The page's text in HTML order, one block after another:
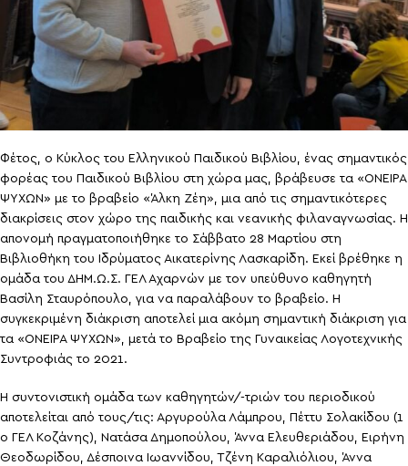
Φέτος, ο Κύκλος του Ελληνικού Παιδικού Βιβλίου, ένας σημαντικός
φορέας του Παιδικού Βιβλίου στη χώρα μας, βράβευσε τα «ΟΝΕΙΡΑ
ΨΥΧΩΝ» με το βραβείο «Άλκη Ζέη», μια από τις σημαντικότερες
διακρίσεις στον χώρο της παιδικής και νεανικής φιλαναγνωσίας. Η
απονομή πραγματοποιήθηκε το Σάββατο 28 Μαρτίου στη
Βιβλιοθήκη του Ιδρύματος Αικατερίνης Λασκαρίδη. Εκεί βρέθηκε η
ομάδα του ΔΗΜ.Ω.Σ. ΓΕΛ Αχαρνών με τον υπεύθυνο καθηγητή
Βασίλη Σταυρόπουλο, για να παραλάβουν το βραβείο. Η
συγκεκριμένη διάκριση αποτελεί μια ακόμη σημαντική διάκριση για
τα «ΟΝΕΙΡΑ ΨΥΧΩΝ», μετά το Βραβείο της Γυναικείας Λογοτεχνικής
Συντροφιάς το 2021.
Η συντονιστική ομάδα των καθηγητών/-τριών του περιοδικού
αποτελείται από τους/τις: Αργυρούλα Λάμπρου, Πέττυ Σολακίδου (1
ο ΓΕΛ Κοζάνης), Νατάσα Δημοπούλου, Άννα Ελευθεριάδου, Ειρήνη
Θεοδωρίδου, Δέσποινα Ιωαννίδου, Τζένη Καραλιόλιου, Άννα